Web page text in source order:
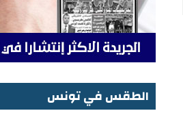
الطقس في تونس